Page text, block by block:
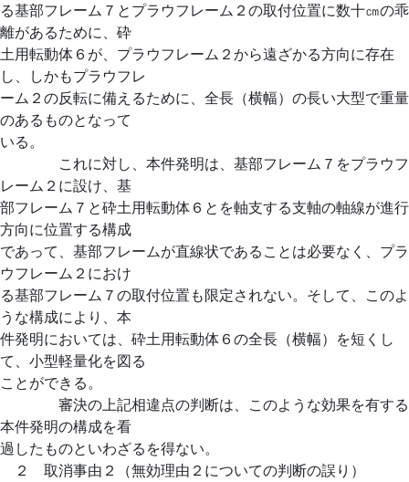
る基部フレーム７とプラウフレーム２の取付位置に数十㎝の乖
離があるために、砕
土用転動体６が、プラウフレーム２から遠ざかる方向に存在
し、しかもプラウフレ
ーム２の反転に備えるために、全長（横幅）の長い大型で重量
のあるものとなって
いる。
これに対し、本件発明は、基部フレーム７をプラウフ
レーム２に設け、基
部フレーム７と砕土用転動体６とを軸支する支軸の軸線が進行
方向に位置する構成
であって、基部フレームが直線状であることは必要なく、プラ
ウフレーム２におけ
る基部フレーム７の取付位置も限定されない。そして、このよ
うな構成により、本
件発明においては、砕土用転動体６の全長（横幅）を短くし
て、小型軽量化を図る
ことができる。
審決の上記相違点の判断は、このような効果を有する
本件発明の構成を看
過したものといわざるを得ない。
２ 取消事由２（無効理由２についての判断の誤り）